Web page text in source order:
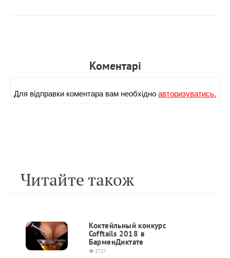
Коментарi
Для вiдправки коментара вам необхiдноавторизуватись.
Читайте також
Коктейльный конкурс
Cofftails 2018 в
БарменДиктате
2727